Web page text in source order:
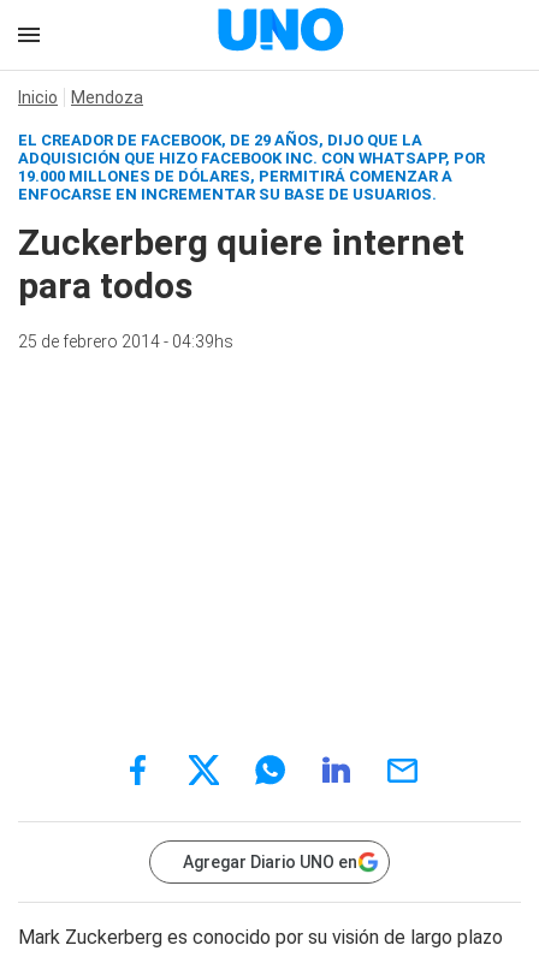
Inicio Mendoza
EL CREADOR DE FACEBOOK, DE 29 AÑOS, DIJO QUE LA
ADQUISICIÓN QUE HIZO FACEBOOK INC. CON WHATSAPP, POR
19.000 MILLONES DE DÓLARES, PERMITIRÁ COMENZAR A
ENFOCARSE EN INCREMENTAR SU BASE DE USUARIOS.
Zuckerberg quiere internet
para todos
25 de febrero 2014 - 04:39hs
Agregar Diario UNO en
Mark Zuckerberg es conocido por su visión de largo plazo